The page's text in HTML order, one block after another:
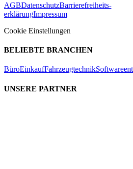
AGBDatenschutzBarrierefreiheits-
erklärungImpressum
Cookie Einstellungen
BELIEBTE BRANCHEN
BüroEinkaufFahrzeugtechnik
UNSERE PARTNER